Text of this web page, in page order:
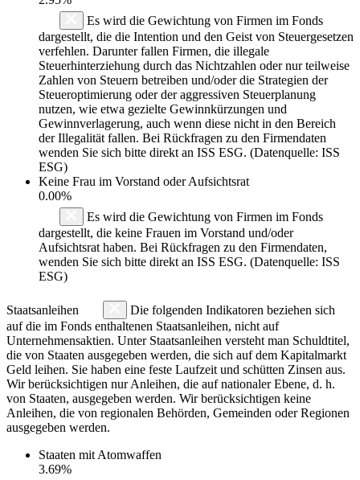
Es wird die Gewichtung von Firmen im Fonds
dargestellt, die die Intention und den Geist von Steuergesetzen
verfehlen. Darunter fallen Firmen, die illegale
Steuerhinterziehung durch das Nichtzahlen oder nur teilweise
Zahlen von Steuern betreiben und/oder die Strategien der
Steueroptimierung oder der aggressiven Steuerplanung
nutzen, wie etwa gezielte Gewinnkürzungen und
Gewinnverlagerung, auch wenn diese nicht in den Bereich
der Illegalität fallen. Bei Rückfragen zu den Firmendaten
wenden Sie sich bitte direkt an ISS ESG. (Datenquelle: ISS
ESG)
Keine Frau im Vorstand oder Aufsichtsrat
0.00%
Es wird die Gewichtung von Firmen im Fonds
dargestellt, die keine Frauen im Vorstand und/oder
Aufsichtsrat haben. Bei Rückfragen zu den Firmendaten,
wenden Sie sich bitte direkt an ISS ESG. (Datenquelle: ISS
ESG)
Staatsanleihen
Die folgenden Indikatoren beziehen sich
auf die im Fonds enthaltenen Staatsanleihen, nicht auf
Unternehmensaktien. Unter Staatsanleihen versteht man Schuldtitel,
die von Staaten ausgegeben werden, die sich auf dem Kapitalmarkt
Geld leihen. Sie haben eine feste Laufzeit und schütten Zinsen aus.
Wir berücksichtigen nur Anleihen, die auf nationaler Ebene, d. h.
von Staaten, ausgegeben werden. Wir berücksichtigen keine
Anleihen, die von regionalen Behörden, Gemeinden oder Regionen
ausgegeben werden.
Staaten mit Atomwaffen
3.69%